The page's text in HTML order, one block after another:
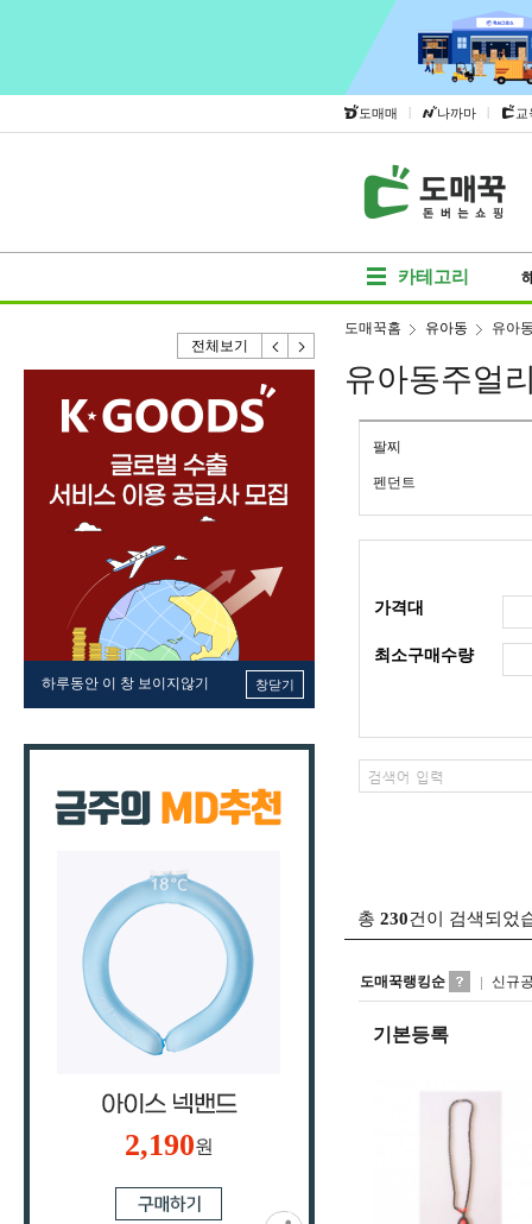
도매매 | 나까마 | 교
카테고리
전체보기
하루동안 이 창 보이지않기 창닫기
2,190원
도매꾹홈 유아동 유아
유아동주얼
팔찌
펜던트
가격대
최소구매수량
총 230건이 검색되었
도매꾹랭킹순 신규
기본등록